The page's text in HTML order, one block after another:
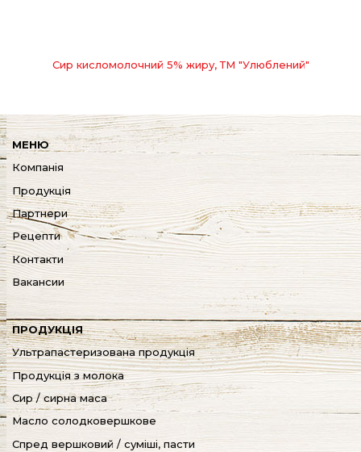
Сир кисломолочний 5% жиру, ТМ "Улюблений"
МЕНЮ
Компанія
Продукція
Партнери
Рецепти
Контакти
Вакансии
ПРОДУКЦІЯ
Ультрапастеризована продукція
Продукція з молока
Сир / сирна маса
Масло солодковершкове
Спред вершковий / суміші, пасти